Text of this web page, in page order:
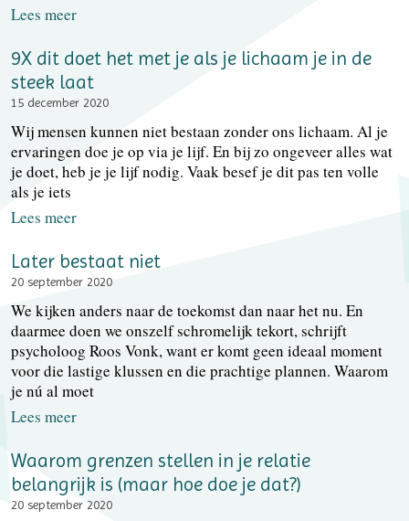
Lees meer
9X dit doet het met je als je lichaam je in de
steek laat
15 december 2020
Wij mensen kunnen niet bestaan zonder ons lichaam. Al je
ervaringen doe je op via je lijf. En bij zo ongeveer alles wat
je doet, heb je je lijf nodig. Vaak besef je dit pas ten volle
als je iets
Lees meer
Later bestaat niet
20 september 2020
We kijken anders naar de toekomst dan naar het nu. En
daarmee doen we onszelf schromelijk tekort, schrijft
psycholoog Roos Vonk, want er komt geen ideaal moment
voor die lastige klussen en die prachtige plannen. Waarom
je nú al moet
Lees meer
Waarom grenzen stellen in je relatie
belangrijk is (maar hoe doe je dat?)
20 september 2020